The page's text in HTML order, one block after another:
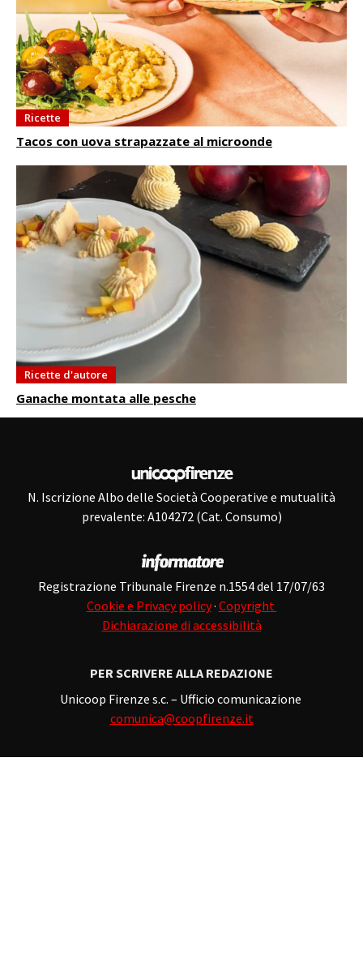
Ricette
Tacos con uova strapazzate al microonde
Ricette d'autore
Ganache montata alle pesche
N. Iscrizione Albo delle Società Cooperative e mutualità
prevalente: A104272 (Cat. Consumo)
Registrazione Tribunale Firenze n.1554 del 17/07/63
Cookie e Privacy policy· Copyright
Dichiarazione di accessibilità
PER SCRIVERE ALLA REDAZIONE
Unicoop Firenze s.c. – Ufficio comunicazione
comunica@coopfirenze.it